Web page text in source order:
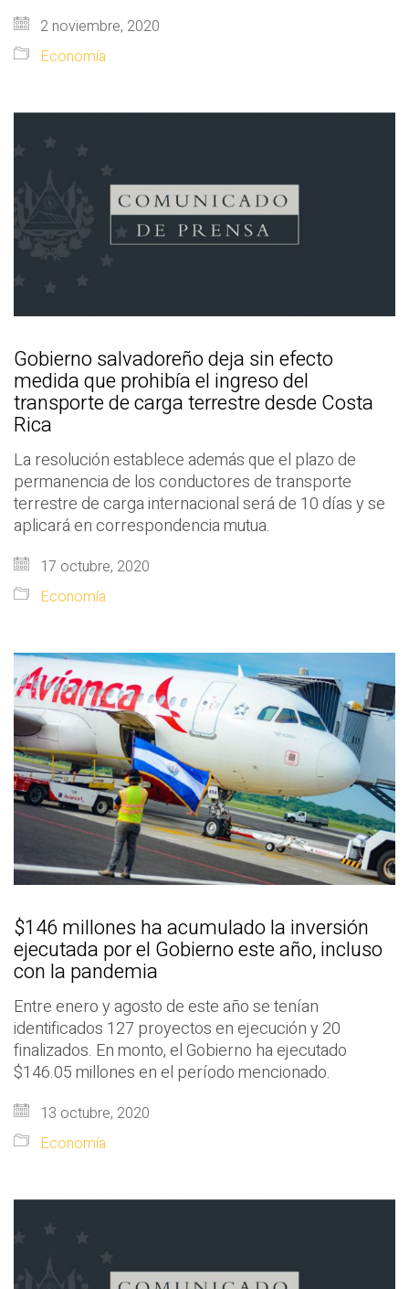
2 noviembre, 2020
Economía
Gobierno salvadoreño deja sin efecto
medida que prohibía el ingreso del
transporte de carga terrestre desde Costa
Rica
La resolución establece además que el plazo de
permanencia de los conductores de transporte
terrestre de carga internacional será de 10 días y se
aplicará en correspondencia mutua.
17 octubre, 2020
Economía
$146 millones ha acumulado la inversión
ejecutada por el Gobierno este año, incluso
con la pandemia
Entre enero y agosto de este año se tenían
identificados 127 proyectos en ejecución y 20
finalizados. En monto, el Gobierno ha ejecutado
$146.05 millones en el período mencionado.
13 octubre, 2020
Economía